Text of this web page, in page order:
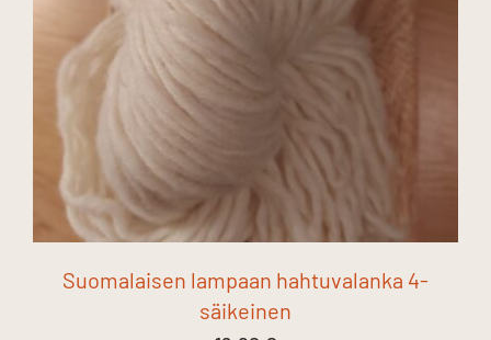
Suomalaisen lampaan hahtuvalanka 4-
säikeinen